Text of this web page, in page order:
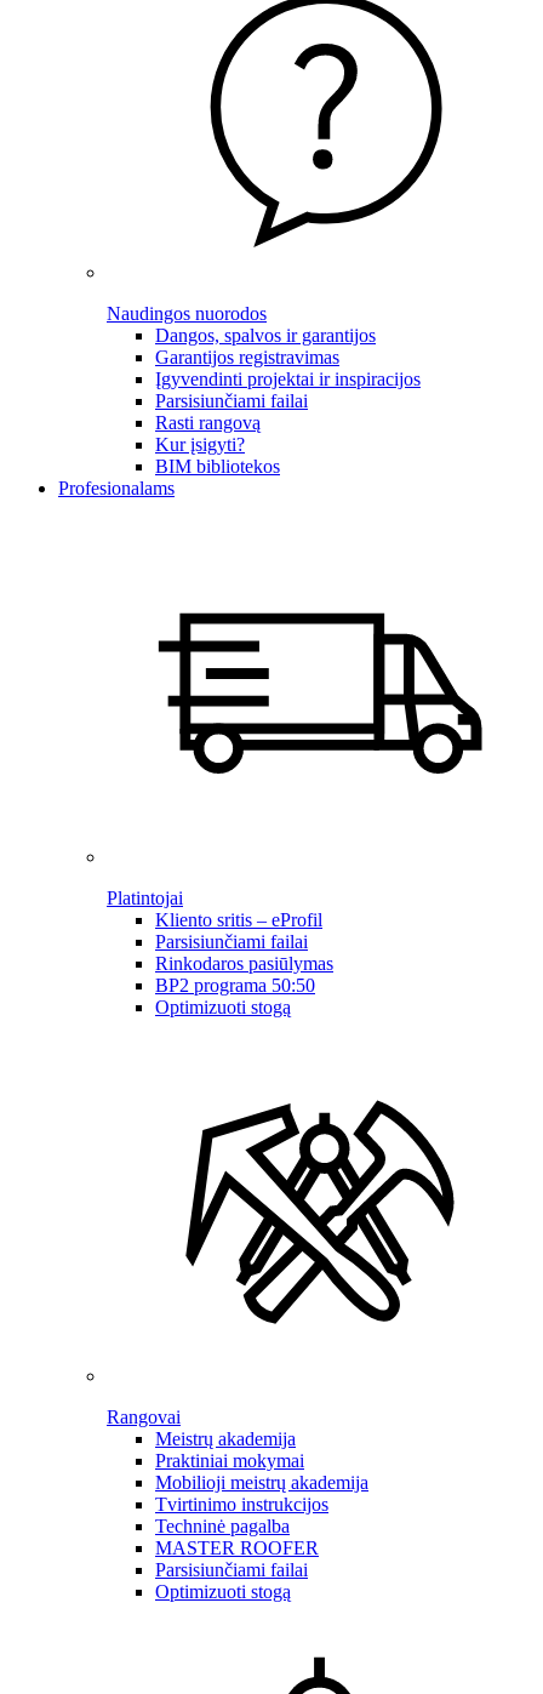
Naudingos nuorodos
Dangos, spalvos ir garantijos
Garantijos registravimas
Įgyvendinti projektai ir inspiracijos
Parsisiunčiami failai
Rasti rangovą
Kur įsigyti?
BIM bibliotekos
Profesionalams
Platintojai
Kliento sritis – eProfil
Parsisiunčiami failai
Rinkodaros pasiūlymas
BP2 programa 50:50
Optimizuoti stogą
Rangovai
Meistrų akademija
Praktiniai mokymai
Mobilioji meistrų akademija
Tvirtinimo instrukcijos
Techninė pagalba
MASTER ROOFER
Parsisiunčiami failai
Optimizuoti stogą